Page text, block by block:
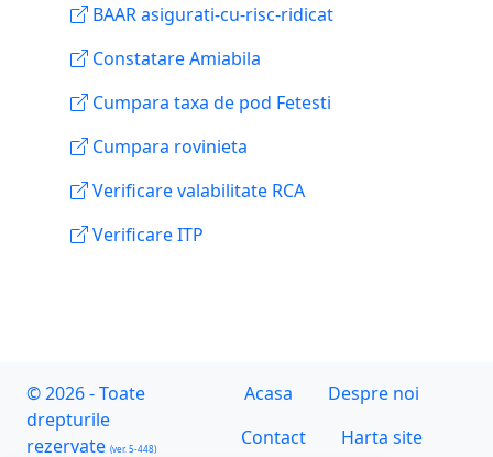
BAAR asigurati-cu-risc-ridicat
Constatare Amiabila
Cumpara taxa de pod Fetesti
Cumpara rovinieta
Verificare valabilitate RCA
Verificare ITP
© 2026 - Toate
drepturile
rezervate (ver. 5-448)
Acasa
Despre noi
Contact
Harta site